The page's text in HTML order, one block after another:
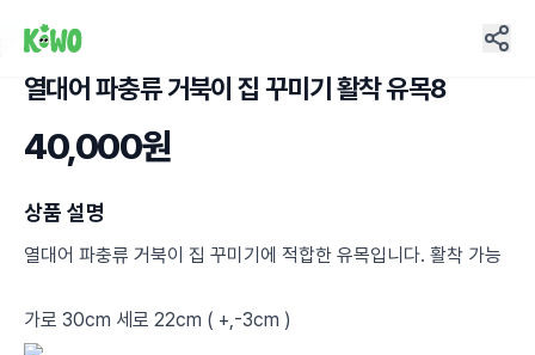
열대어 파충류 거북이 집 꾸미기 활착 유목8
40,000원
상품 설명
열대어 파충류 거북이 집 꾸미기에 적합한 유목입니다. 활착 가능
가로 30cm 세로 22cm ( +,-3cm )